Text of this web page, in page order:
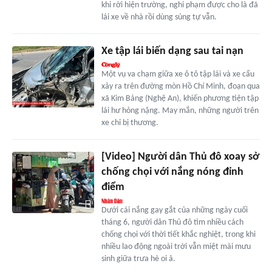
khi rời hiện trường, nghi phạm được cho là đã
lái xe về nhà rồi dùng súng tự vẫn.
Xe tập lái biến dạng sau tai nạn
Một vụ va chạm giữa xe ô tô tập lái và xe cẩu
xảy ra trên đường mòn Hồ Chí Minh, đoạn qua
xã Kim Bảng (Nghệ An), khiến phương tiện tập
lái hư hỏng nặng. May mắn, những người trên
xe chỉ bị thương.
[Video] Người dân Thủ đô xoay sở
chống chọi với nắng nóng đỉnh
điểm
Dưới cái nắng gay gắt của những ngày cuối
tháng 6, người dân Thủ đô tìm nhiều cách
chống chọi với thời tiết khắc nghiệt, trong khi
nhiều lao động ngoài trời vẫn miệt mài mưu
sinh giữa trưa hè oi ả.